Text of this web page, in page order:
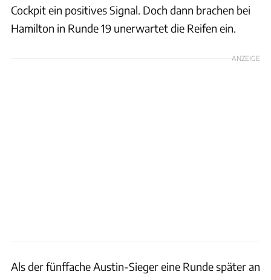
Cockpit ein positives Signal. Doch dann brachen bei
Hamilton in Runde 19 unerwartet die Reifen ein.
ANZEIGE
Als der fünffache Austin-Sieger eine Runde später an